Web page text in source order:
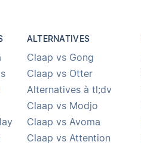
ALTERNATIVES
Claap vs Gong
Claap vs Otter
Alternatives à tl;dv
Claap vs Modjo
Claap vs Avoma
Claap vs Attention